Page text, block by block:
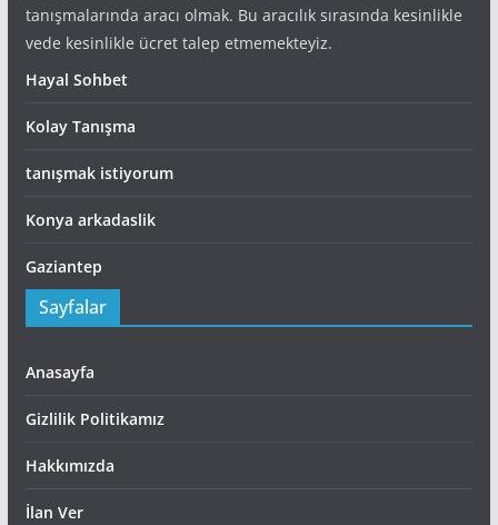
tanışmalarında aracı olmak. Bu aracılık sırasında kesinlikle
vede kesinlikle ücret talep etmemekteyiz.
Hayal Sohbet
Kolay Tanışma
tanışmak istiyorum
Konya arkadaslik
Gaziantep
Sayfalar
Anasayfa
Gizlilik Politikamız
Hakkımızda
İlan Ver